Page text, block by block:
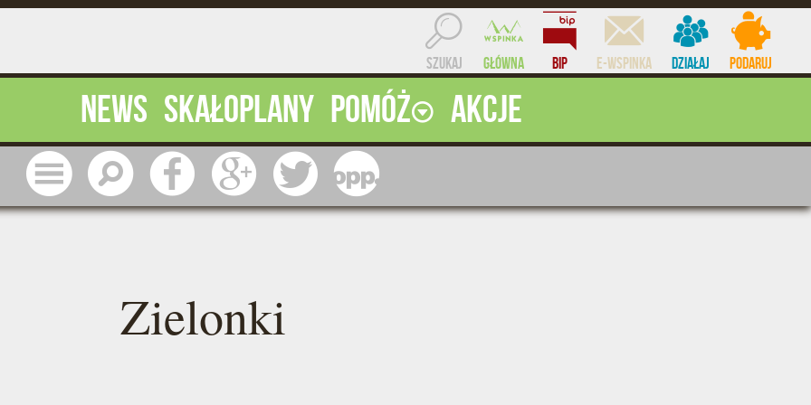
Szukaj Główna BIP e-WSPINKA Działaj Podaruj
News Skałoplany Pomóż Akcje
Menu Szukaj Facebook Google Twitter
Zielonki